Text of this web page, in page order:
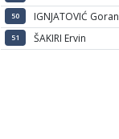
50 IGNJATOVIĆ Goran
51 ŠAKIRI Ervin